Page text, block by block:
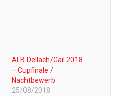
ALB Dellach/Gail 2018
– Cupfinale /
Nachtbewerb
25/08/2018